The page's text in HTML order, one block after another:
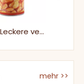
400 g Leckere verzinnte appetitliche Dosenbohne mit Tomatensauce
mehr >>